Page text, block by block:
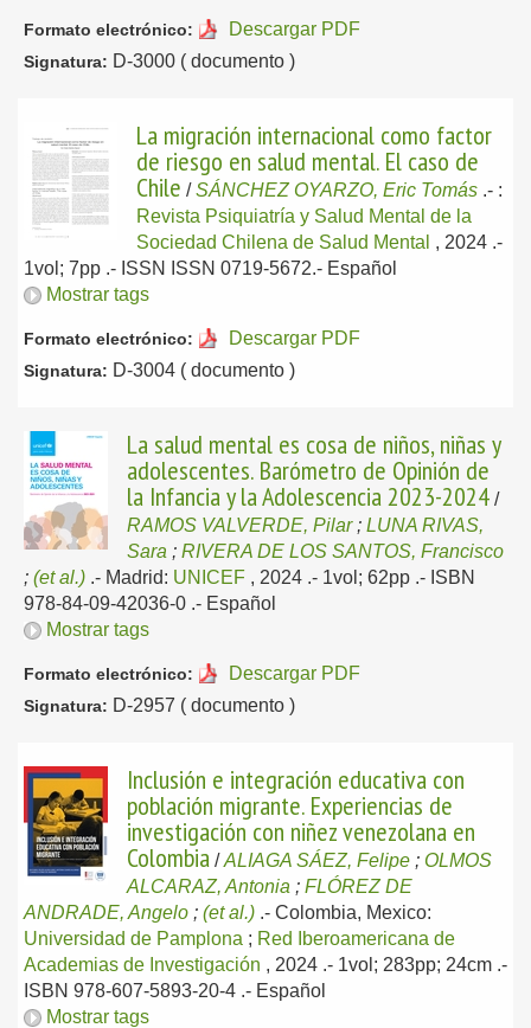
Formato electrónico: Descargar PDF
Signatura: D-3000 ( documento )
La migración internacional como factor
de riesgo en salud mental. El caso de
Chile /SÁNCHEZ OYARZO, Eric Tomás .- :
Revista Psiquiatría y Salud Mental de la
Sociedad Chilena de Salud Mental , 2024 .-
1vol; 7pp .- ISSN ISSN 0719-5672.- Español
Mostrar tags
Formato electrónico: Descargar PDF
Signatura: D-3004 ( documento )
La salud mental es cosa de niños, niñas y
adolescentes. Barómetro de Opinión de
la Infancia y la Adolescencia 2023-2024 /
RAMOS VALVERDE, Pilar; LUNA RIVAS,
Sara ; RIVERA DE LOS SANTOS, Francisco
; (et al.) .- Madrid: UNICEF , 2024 .- 1vol; 62pp .- ISBN
978-84-09-42036-0 .- Español
Mostrar tags
Formato electrónico: Descargar PDF
Signatura: D-2957 ( documento )
Inclusión e integración educativa con
población migrante. Experiencias de
investigación con niñez venezolana en
Colombia /ALIAGA SÁEZ, Felipe ; OLMOS
ALCARAZ, Antonia ; FLÓREZ DE
ANDRADE, Angelo ; (et al.) .- Colombia, Mexico:
Universidad de Pamplona ; Red Iberoamericana de
Academias de Investigación , 2024 .- 1vol; 283pp; 24cm .-
ISBN 978-607-5893-20-4 .- Español
Mostrar tags